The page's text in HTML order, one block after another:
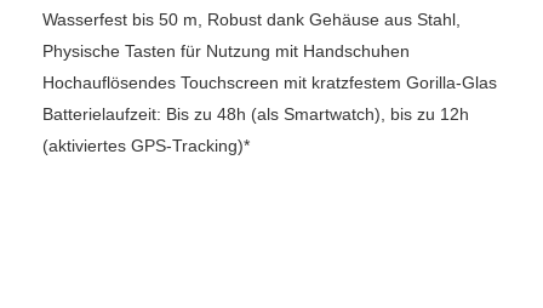
Wasserfest bis 50 m, Robust dank Gehäuse aus Stahl,
Physische Tasten für Nutzung mit Handschuhen
Hochauflösendes Touchscreen mit kratzfestem Gorilla-Glas
Batterielaufzeit: Bis zu 48h (als Smartwatch), bis zu 12h
(aktiviertes GPS-Tracking)*